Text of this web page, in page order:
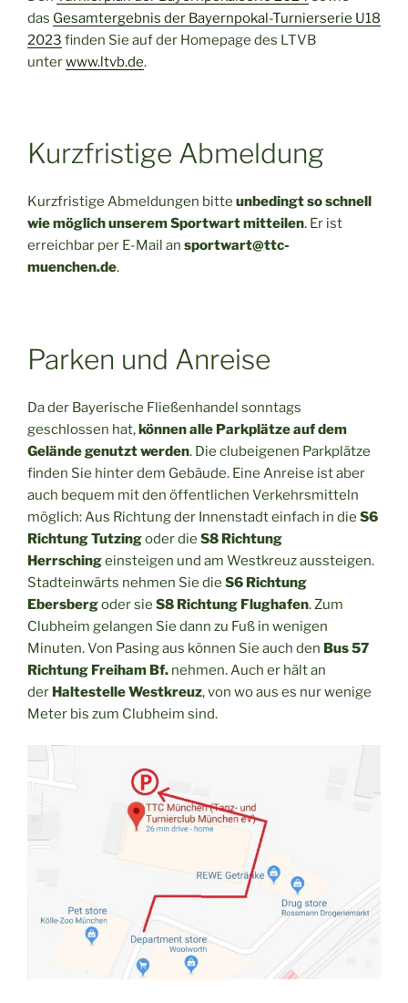
das Gesamtergebnis der Bayernpokal-Turnierserie U18
2023 finden Sie auf der Homepage des LTVB
unterwww.ltvb.de.
Kurzfristige Abmeldung
Kurzfristige Abmeldungen bitte unbedingt so schnell
wie möglich unserem Sportwart mitteilen. Er ist
erreichbar per E-Mail an sportwart@ttc-
muenchen.de.
Parken und Anreise
Da der Bayerische Fließenhandel sonntags
geschlossen hat,können alle Parkplätze auf dem
Gelände genutzt werden. Die clubeigenen Parkplätze
finden Sie hinter dem Gebäude. Eine Anreise ist aber
auch bequem mit den öffentlichen Verkehrsmitteln
möglich: Aus Richtung der Innenstadt einfach in die S6
Richtung Tutzingoder die S8 Richtung
Herrschingeinsteigen und am Westkreuz aussteigen.
Stadteinwärts nehmen Sie die S6 Richtung
Ebersbergoder sie S8 Richtung Flughafen. Zum
Clubheim gelangen Sie dann zu Fuß in wenigen
Minuten. Von Pasing aus können Sie auch den Bus 57
Richtung Freiham Bf. nehmen. Auch er hält an
der Haltestelle Westkreuz, von wo aus es nur wenige
Meter bis zum Clubheim sind.